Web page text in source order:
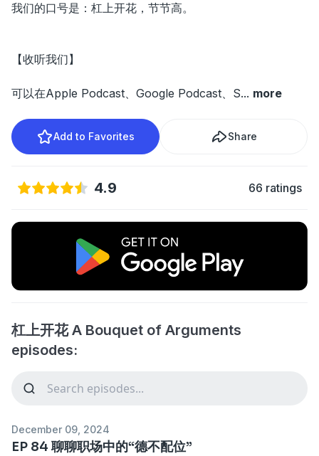
我们的口号是：杠上开花，节节高。
【收听我们】
可以在Apple Podcast、Google Podcast、S... more
Add to Favorites Share
4.9 66 ratings
杠上开花 A Bouquet of Arguments
episodes:
December 09, 2024
EP 84 聊聊职场中的“德不配位”